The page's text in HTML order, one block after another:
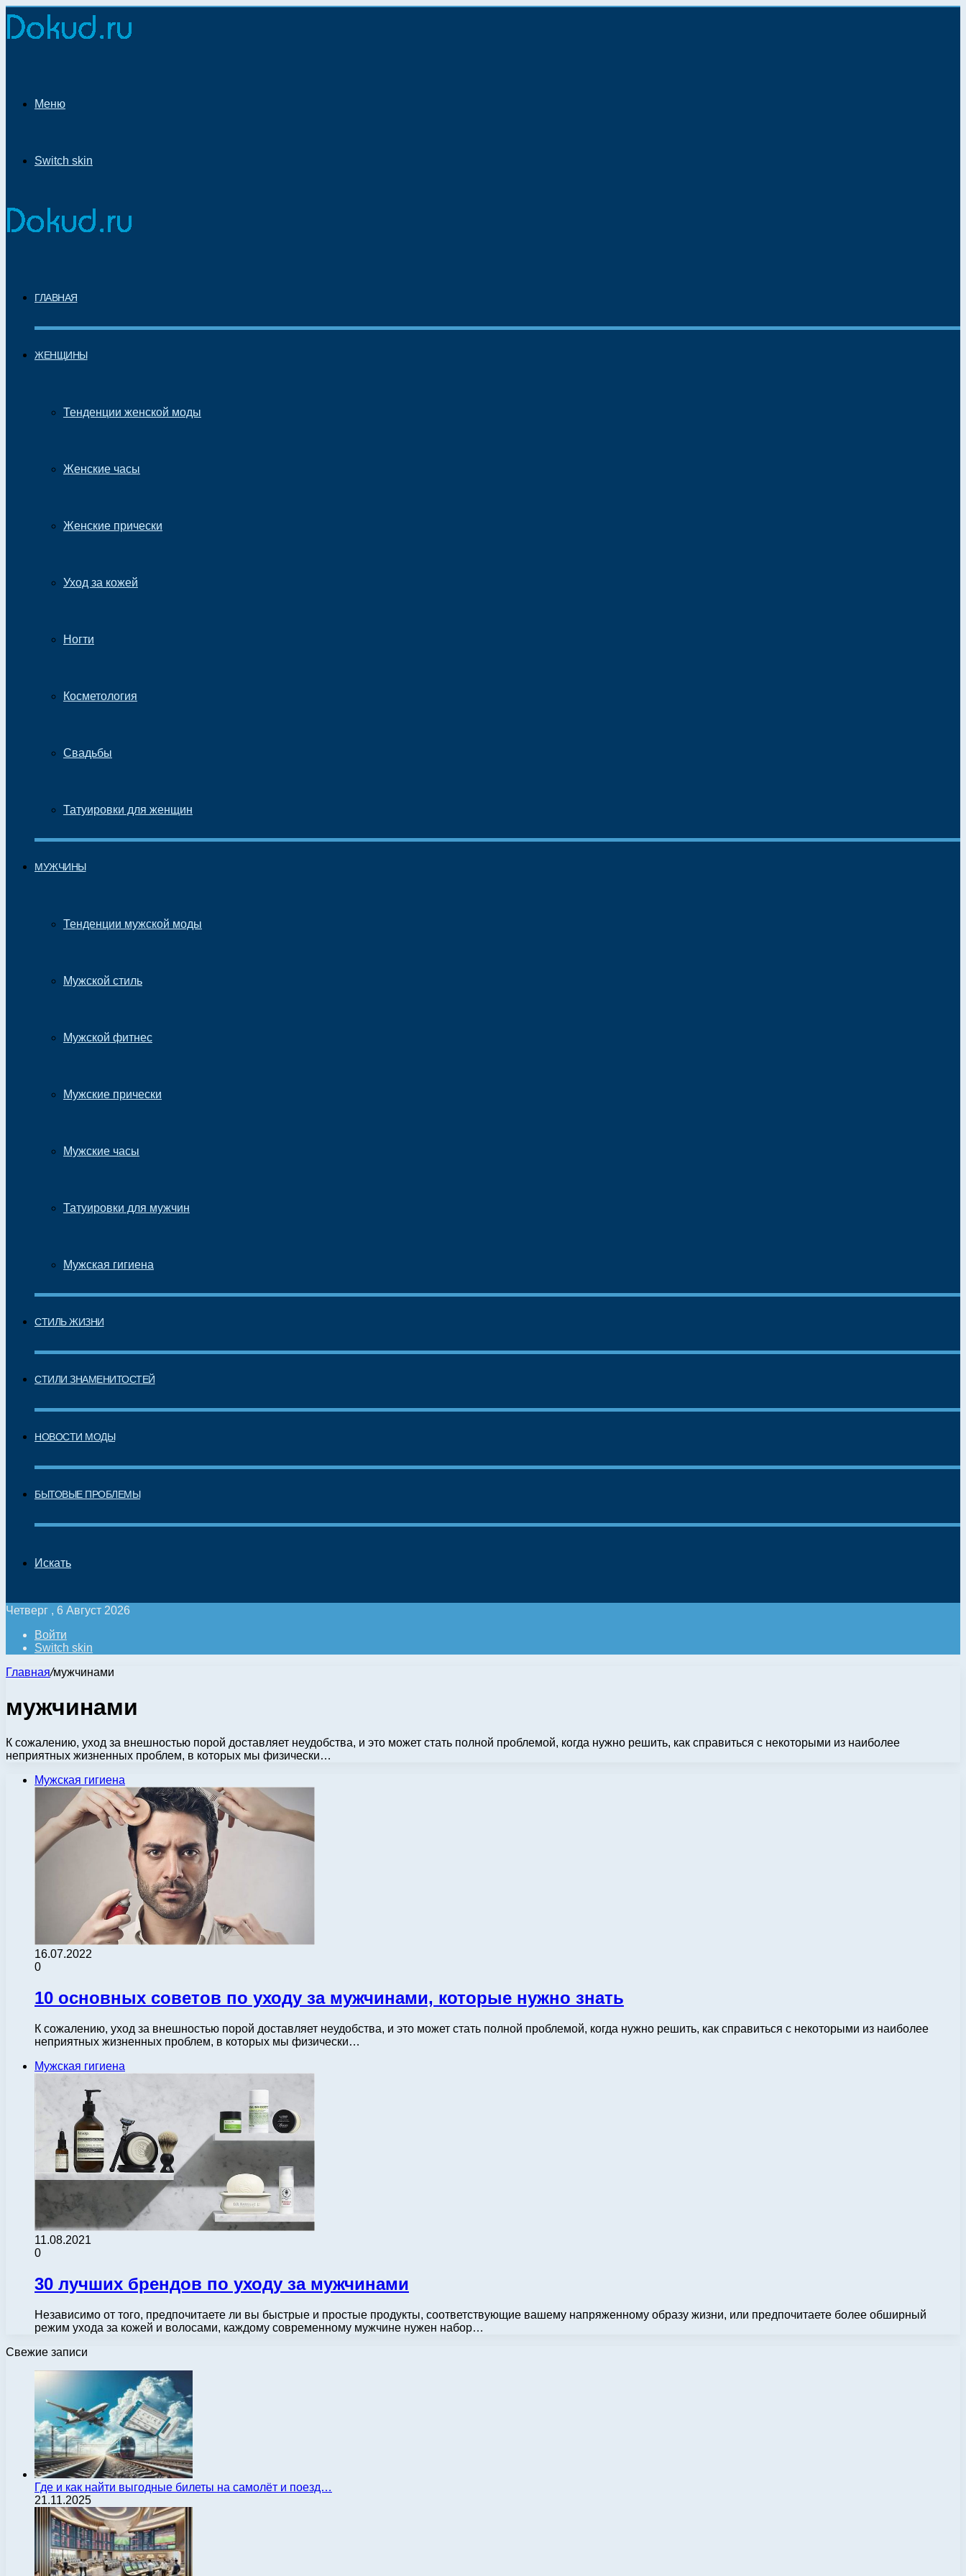
Меню
Switch skin
ГЛАВНАЯ
ЖЕНЩИНЫ
Тенденции женской моды
Женские часы
Женские прически
Уход за кожей
Ногти
Косметология
Свадьбы
Татуировки для женщин
МУЖЧИНЫ
Тенденции мужской моды
Мужской стиль
Мужской фитнес
Мужские прически
Мужские часы
Татуировки для мужчин
Мужская гигиена
СТИЛЬ ЖИЗНИ
СТИЛИ ЗНАМЕНИТОСТЕЙ
НОВОСТИ МОДЫ
БЫТОВЫЕ ПРОБЛЕМЫ
Искать
Четверг , 6 Август 2026
Войти
Switch skin
Главная/мужчинами
мужчинами
К сожалению, уход за внешностью порой доставляет неудобства, и это может стать полной проблемой, когда нужно решить, как справиться с некоторыми из наиболее
неприятных жизненных проблем, в которых мы физически…
Мужская гигиена
16.07.2022
0
10 основных советов по уходу за мужчинами, которые нужно знать
К сожалению, уход за внешностью порой доставляет неудобства, и это может стать полной проблемой, когда нужно решить, как справиться с некоторыми из наиболее
неприятных жизненных проблем, в которых мы физически…
Мужская гигиена
11.08.2021
0
30 лучших брендов по уходу за мужчинами
Независимо от того, предпочитаете ли вы быстрые и простые продукты, соответствующие вашему напряженному образу жизни, или предпочитаете более обширный
режим ухода за кожей и волосами, каждому современному мужчине нужен набор…
Свежие записи
Где и как найти выгодные билеты на самолёт и поезд…
21.11.2025